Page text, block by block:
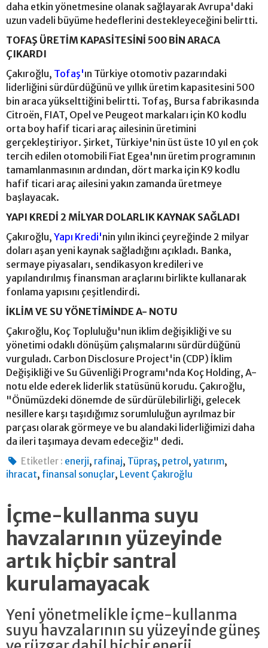
daha etkin yönetmesine olanak sağlayarak Avrupa'daki
uzun vadeli büyüme hedeflerini destekleyeceğini belirtti.
TOFAŞ ÜRETİM KAPASİTESİNİ 500 BİN ARACA
ÇIKARDI
Çakıroğlu, Tofaş'ın Türkiye otomotiv pazarındaki
liderliğini sürdürdüğünü ve yıllık üretim kapasitesini 500
bin araca yükselttiğini belirtti. Tofaş, Bursa fabrikasında
Citroën, FIAT, Opel ve Peugeot markaları için K0 kodlu
orta boy hafif ticari araç ailesinin üretimini
gerçekleştiriyor. Şirket, Türkiye'nin üst üste 10 yıl en çok
tercih edilen otomobili Fiat Egea'nın üretim programının
tamamlanmasının ardından, dört marka için K9 kodlu
hafif ticari araç ailesini yakın zamanda üretmeye
başlayacak.
YAPI KREDİ 2 MİLYAR DOLARLIK KAYNAK SAĞLADI
Çakıroğlu, Yapı Kredi'nin yılın ikinci çeyreğinde 2 milyar
doları aşan yeni kaynak sağladığını açıkladı. Banka,
sermaye piyasaları, sendikasyon kredileri ve
yapılandırılmış finansman araçlarını birlikte kullanarak
fonlama yapısını çeşitlendirdi.
İKLİM VE SU YÖNETİMİNDE A- NOTU
Çakıroğlu, Koç Topluluğu'nun iklim değişikliği ve su
yönetimi odaklı dönüşüm çalışmalarını sürdürdüğünü
vurguladı. Carbon Disclosure Project'in (CDP) İklim
Değişikliği ve Su Güvenliği Programı'nda Koç Holding, A-
notu elde ederek liderlik statüsünü korudu. Çakıroğlu,
"Önümüzdeki dönemde de sürdürülebilirliği, gelecek
nesillere karşı taşıdığımız sorumluluğun ayrılmaz bir
parçası olarak görmeye ve bu alandaki liderliğimizi daha
da ileri taşımaya devam edeceğiz" dedi.
Etiketler : enerji, rafinaj, Tüpraş, petrol ,yatırım,
ihracat, finansal sonuçlar, Levent Çakıroğlu
İçme-kullanma suyu
havzalarının yüzeyinde
artık hiçbir santral
kurulamayacak
Yeni yönetmelikle içme-kullanma
suyu havzalarının su yüzeyinde güneş